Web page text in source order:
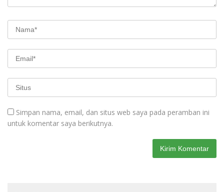
Simpan nama, email, dan situs web saya pada peramban ini
untuk komentar saya berikutnya.